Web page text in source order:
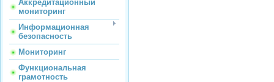
Аккредитационный
мониторинг
Информационная
безопасность
Мониторинг
Функциональная
грамотность